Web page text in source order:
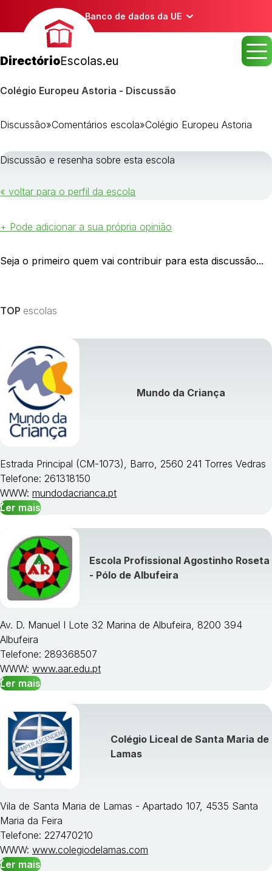
Banco de dados da UE
DirectórioEscolas.eu
Colégio Europeu Astoria - Discussão
Discussão»Comentários escola»Colégio Europeu Astoria
Discussão e resenha sobre esta escola
« voltar para o perfil da escola
+ Pode adicionar a sua própria opinião
Seja o primeiro quem vai contribuir para esta discussão...
TOP escolas
Mundo da Criança
Estrada Principal (CM-1073), Barro, 2560 241 Torres Vedras
Telefone: 261318150
WWW: mundodacrianca.pt
Ler mais
Escola Profissional Agostinho Roseta
- Pólo de Albufeira
Av. D. Manuel I Lote 32 Marina de Albufeira, 8200 394
Albufeira
Telefone: 289368507
WWW: www.aar.edu.pt
Ler mais
Colégio Liceal de Santa Maria de
Lamas
Vila de Santa Maria de Lamas - Apartado 107, 4535 Santa
Maria da Feira
Telefone: 227470210
WWW: www.colegiodelamas.com
Ler mais